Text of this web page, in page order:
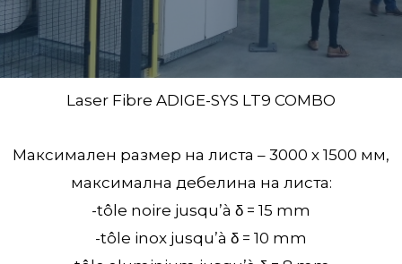
Laser Fibre ADIGE-SYS LT9 COMBO
Максимален размер на листa – 3000 х 1500 мм,
максимална дебелина на листа:
-tôle noire jusqu’à δ = 15 mm
-tôle inox jusqu’à δ = 10 mm